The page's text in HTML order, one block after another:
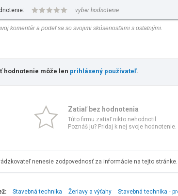
vyber hodnotenie
hodnotenie môže len prihlásený používateľ.
Zatiaľ bez hodnotenia
Túto firmu zatiaľ nikto nehodnotil.
Poznáš ju? Pridaj k nej svoje hodnotenie.
nenesie zodpovednosť za informácie na tejto stránke.
Stavebná technika Žeriavy a výťahy Stavebná technika ‑